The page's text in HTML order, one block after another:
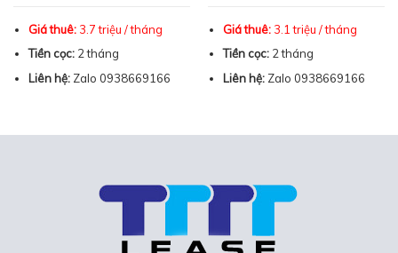
3.500.000 ₫.
Giá thuê: 3.7 triệu / tháng
Tiền cọc: 2 tháng
Liên hệ: Zalo 0938669166
Giá thuê: 3.1 triệu / tháng
Tiền cọc: 2 tháng
Liên hệ: Zalo 0938669166